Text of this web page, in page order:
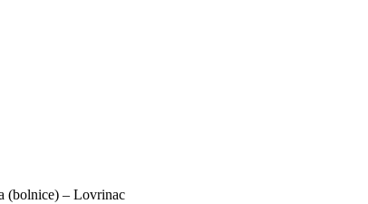
(bolnice) – Lovrinac